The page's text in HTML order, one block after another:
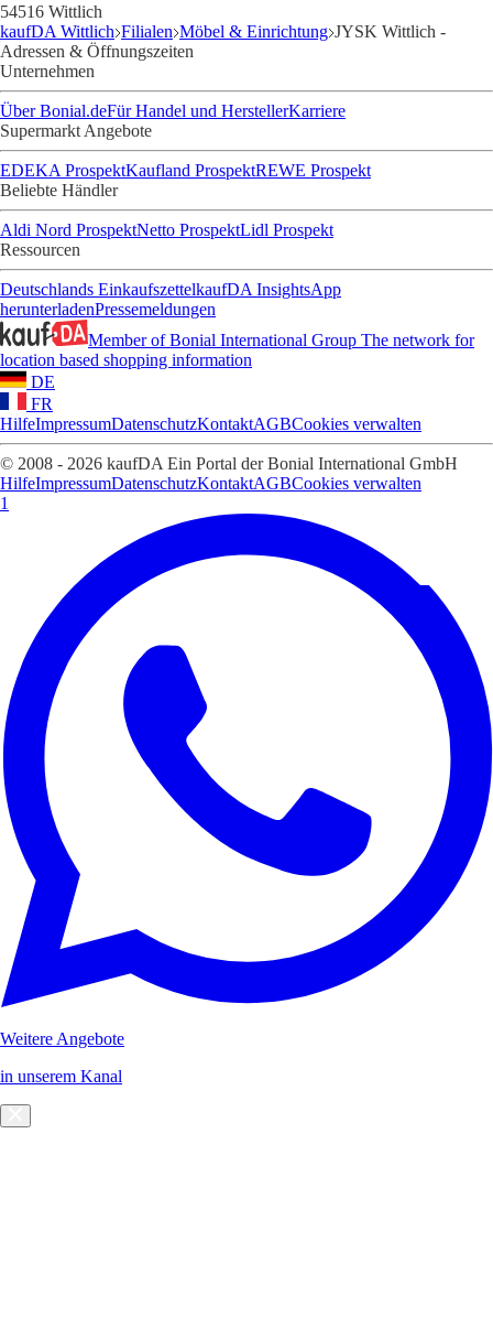
54516 Wittlich
kaufDA Wittlich Filialen Möbel & Einrichtung JYSK Wittlich -
Adressen & Öffnungszeiten
Unternehmen
Über Bonial.deFür Handel und HerstellerKarriere
Supermarkt Angebote
EDEKA ProspektKaufland ProspektREWE Prospekt
Beliebte Händler
Aldi Nord ProspektNetto ProspektLidl Prospekt
Ressourcen
Deutschlands EinkaufszettelkaufDA InsightsApp
herunterladenPressemeldungen
Member of Bonial International Group The network for
location based shopping information
DE
FR
HilfeImpressumDatenschutzKontaktAGBCookies verwalten
© 2008 - 2026 kaufDA Ein Portal der Bonial International GmbH
HilfeImpressumDatenschutzKontaktAGBCookies verwalten
1
Weitere Angebote
in unserem Kanal